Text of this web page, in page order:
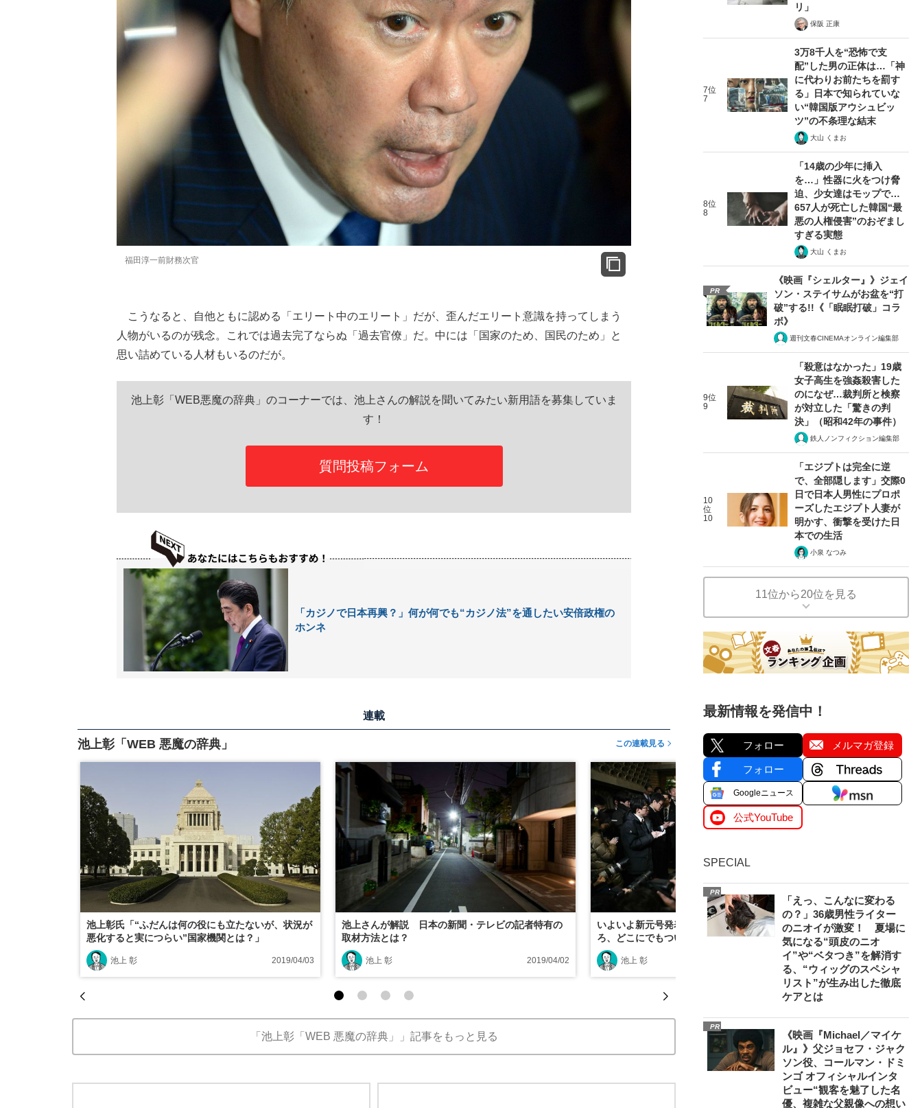
福田淳一前財務次官
こうなると、自他ともに認める「エリート中のエリート」だが、歪んだエリート意識を持ってしまう
人物がいるのが残念。これでは過去完了ならぬ「過去官僚」だ。中には「国家のため、国民のため」と
思い詰めている人材もいるのだが。
池上彰「WEB悪魔の辞典」のコーナーでは、池上さんの解説を聞いてみたい新用語を募集していま
す！
質問投稿フォーム
「カジノで日本再興？」何が何でも“カジノ法”を通したい安倍政権の
ホンネ
連載
池上彰「WEB 悪魔の辞典」 この連載見る
池上彰氏「“ふだんは何の役にも立たないが、状況が
悪化すると実につらい”国家機関とは？」
池上 彰 2019/04/03
池上さんが解説 日本の新聞・テレビの記者特有の
取材方法とは？
池上 彰 2019/04/02
いよいよ新元号発表 今日も「総理大臣の行くとこ
ろ、どこにでもついて回る」のは誰か？
池上 彰 2019/04/01
「池上彰「WEB 悪魔の辞典」」記事をもっと見る
リ」
保阪 正康
7位
7
3万8千人を“恐怖で支
配”した男の正体は…「神
に代わりお前たちを罰す
る」日本で知られていな
い“韓国版アウシュビッ
ツ”の不条理な結末
大山 くまお
8位
8
「14歳の少年に挿入
を…」性器に火をつけ脅
迫、少女達はモップで…
657人が死亡した韓国“最
悪の人権侵害”のおぞまし
すぎる実態
大山 くまお
PR
《映画『シェルター』》ジェイ
ソン・ステイサムがお盆を“打
破”する!!《「眠眠打破」コラ
ボ》
週刊文春CINEMAオンライン編集部
9位
9
「殺意はなかった」19歳
女子高生を強姦殺害した
のになぜ…裁判所と検察
が対立した「驚きの判
決」（昭和42年の事件）
鉄人ノンフィクション編集部
10
位
10
「エジプトは完全に逆
で、全部隠します」交際0
日で日本人男性にプロポ
ーズしたエジプト人妻が
明かす、衝撃を受けた日
本での生活
小泉 なつみ
11位から20位を見る
最新情報を発信中！
フォロー メルマガ登録
フォロー
Googleニュース
公式YouTube
SPECIAL
PR
「えっ、こんなに変わる
の？」36歳男性ライター
のニオイが激変！ 夏場に
気になる“頭皮のニオ
イ”や“ベタつき”を解消す
る、“ウィッグのスペシャ
リスト”が生み出した徹底
ケアとは
PR
《映画『Michael／マイケ
ル』》父ジョセフ・ジャク
ソン役、コールマン・ドミ
ンゴ オフィシャルインタ
ビュー“観客を魅了した名
優、複雑な父親像への想い